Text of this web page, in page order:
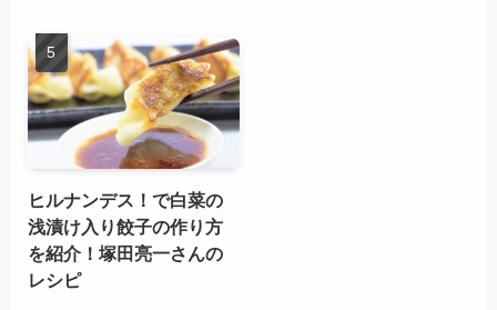
ヒルナンデス！で白菜の
浅漬け入り餃子の作り方
を紹介！塚田亮一さんの
レシピ